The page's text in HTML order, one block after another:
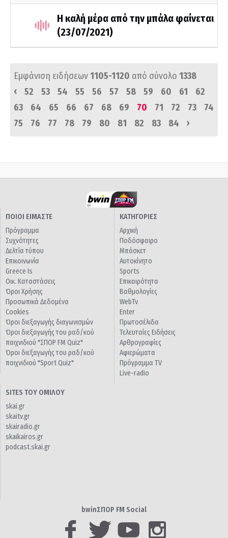
Η καλή μέρα από την μπάλα φαίνεται
(23/07/2021)
Εμφάνιση ειδήσεων1105-1120 από σύνολο 1338
‹
52 53 54 55 56 57 58 59 60 61
62
63
64 65 66 67 68 69 70 71 72 73
74
75
76 77 78 79 80 81 82 83 84 ›
ΠΟΙΟΙ ΕΙΜΑΣΤΕ
Πρόγραμμα
Συχνότητες
Δελτία τύπου
Επικοινωνία
Greece Is
Οικ. Καταστάσεις
Όροι Χρήσης
Προσωπικά Δεδομένα
Cookies
Όροι διεξαγωγής διαγωνισμών
Όροι διεξαγωγής του ραδ/κού
παιχνιδιού "ΣΠΟΡ FM Quiz"
Όροι διεξαγωγής του ραδ/κού
παιχνιδιού "Sport Quiz"
ΚΑΤΗΓΟΡΙΕΣ
Αρχική
Ποδόσφαιρο
Μπάσκετ
Αυτοκίνητο
Sports
Επικαιρότητα
Βαθμολογίες
WebTv
Enter
Πρωτοσέλιδα
Τελευταίες Ειδήσεις
Αρθρογραφίες
Αφιερώματα
Πρόγραμμα TV
Live-radio
SITES ΤΟΥ ΟΜΙΛΟΥ
skai.gr
skaitv.gr
skairadio.gr
skaikairos.gr
podcast.skai.gr
bwinΣΠΟΡ FM Social